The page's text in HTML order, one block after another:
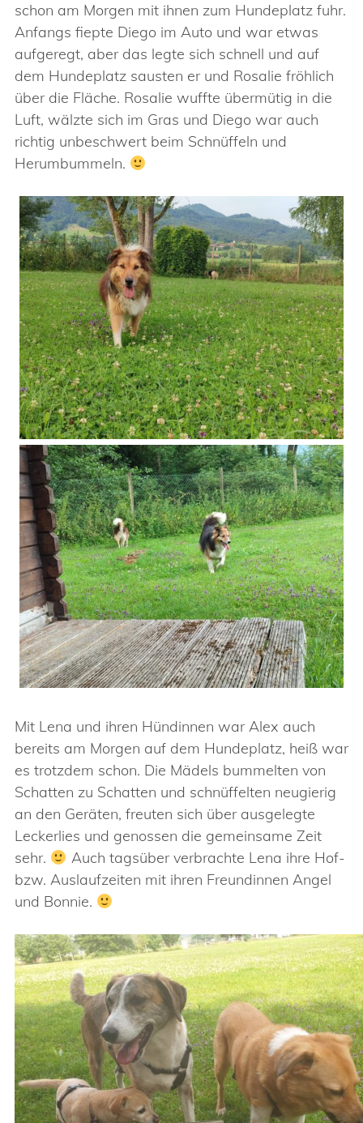
schon am Morgen mit ihnen zum Hundeplatz fuhr.
Anfangs fiepte Diego im Auto und war etwas
aufgeregt, aber das legte sich schnell und auf
dem Hundeplatz sausten er und Rosalie fröhlich
über die Fläche. Rosalie wuffte übermütig in die
Luft, wälzte sich im Gras und Diego war auch
richtig unbeschwert beim Schnüffeln und
Herumbummeln.
Mit Lena und ihren Hündinnen war Alex auch
bereits am Morgen auf dem Hundeplatz, heiß war
es trotzdem schon. Die Mädels bummelten von
Schatten zu Schatten und schnüffelten neugierig
an den Geräten, freuten sich über ausgelegte
Leckerlies und genossen die gemeinsame Zeit
sehr.
Auch tagsüber verbrachte Lena ihre Hof-
bzw. Auslaufzeiten mit ihren Freundinnen Angel
und Bonnie.